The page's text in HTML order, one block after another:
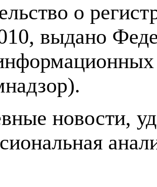
о
выдано
новости,